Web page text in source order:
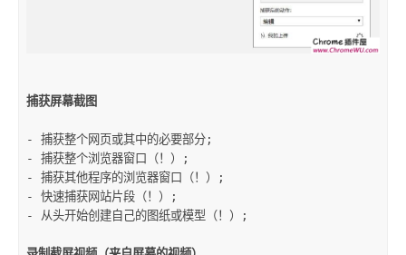
捕获屏幕截图
- 捕获整个网页或其中的必要部分;
- 捕获整个浏览器窗口（！）;
- 捕获其他程序的浏览器窗口（！）;
- 快速捕获网站片段（！）;
- 从头开始​​创建自己的图纸或模型（！）;